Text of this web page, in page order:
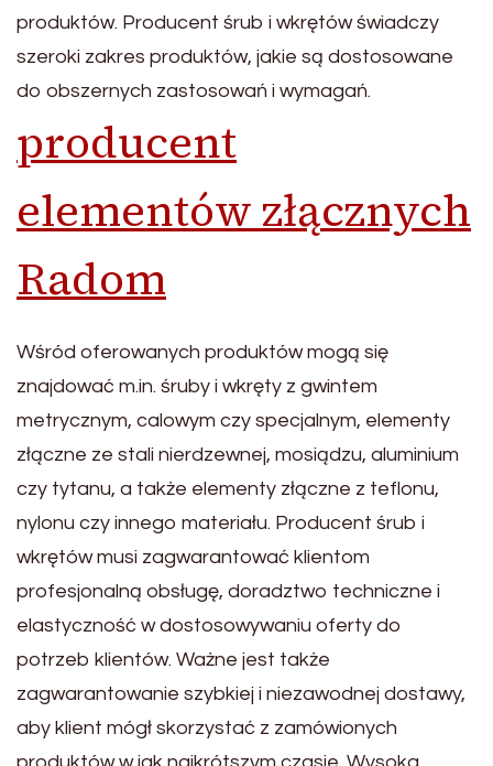
produktów. Producent śrub i wkrętów świadczy
szeroki zakres produktów, jakie są dostosowane
do obszernych zastosowań i wymagań.
producent
elementów złącznych
Radom
Wśród oferowanych produktów mogą się
znajdować m.in. śruby i wkręty z gwintem
metrycznym, calowym czy specjalnym, elementy
złączne ze stali nierdzewnej, mosiądzu, aluminium
czy tytanu, a także elementy złączne z teflonu,
nylonu czy innego materiału. Producent śrub i
wkrętów musi zagwarantować klientom
profesjonalną obsługę, doradztwo techniczne i
elastyczność w dostosowywaniu oferty do
potrzeb klientów. Ważne jest także
zagwarantowanie szybkiej i niezawodnej dostawy,
aby klient mógł skorzystać z zamówionych
produktów w jak najkrótszym czasie. Wysoka